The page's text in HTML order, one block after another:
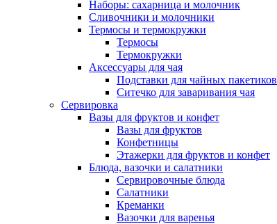
Наборы: сахарница и молочник
Сливочники и молочники
Термосы и термокружки
Термосы
Термокружки
Аксессуары для чая
Подставки для чайных пакетиков
Ситечко для заваривания чая
Сервировка
Вазы для фруктов и конфет
Вазы для фруктов
Конфетницы
Этажерки для фруктов и конфет
Блюда, вазочки и салатники
Сервировочные блюда
Салатники
Креманки
Вазочки для варенья